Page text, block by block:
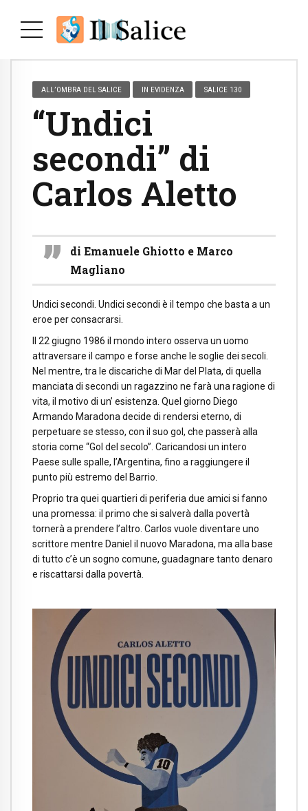
ALL’OMBRA DEL SALICE IN EVIDENZA SALICE 130
“Undici
secondi” di
Carlos Aletto
di Emanuele Ghiotto e Marco
Magliano
Undici secondi. Undici secondi è il tempo che basta a un
eroe per consacrarsi.
Il 22 giugno 1986 il mondo intero osserva un uomo
attraversare il campo e forse anche le soglie dei secoli.
Nel mentre, tra le discariche di Mar del Plata, di quella
manciata di secondi un ragazzino ne farà una ragione di
vita, il motivo di un’ esistenza. Quel giorno Diego
Armando Maradona decide di rendersi eterno, di
perpetuare se stesso, con il suo gol, che passerà alla
storia come “Gol del secolo”. Caricandosi un intero
Paese sulle spalle, l’Argentina, fino a raggiungere il
punto più estremo del Barrio.
Proprio tra quei quartieri di periferia due amici si fanno
una promessa: il primo che si salverà dalla povertà
tornerà a prendere l’altro. Carlos vuole diventare uno
scrittore mentre Daniel il nuovo Maradona, ma alla base
di tutto c’è un sogno comune, guadagnare tanto denaro
e riscattarsi dalla povertà.